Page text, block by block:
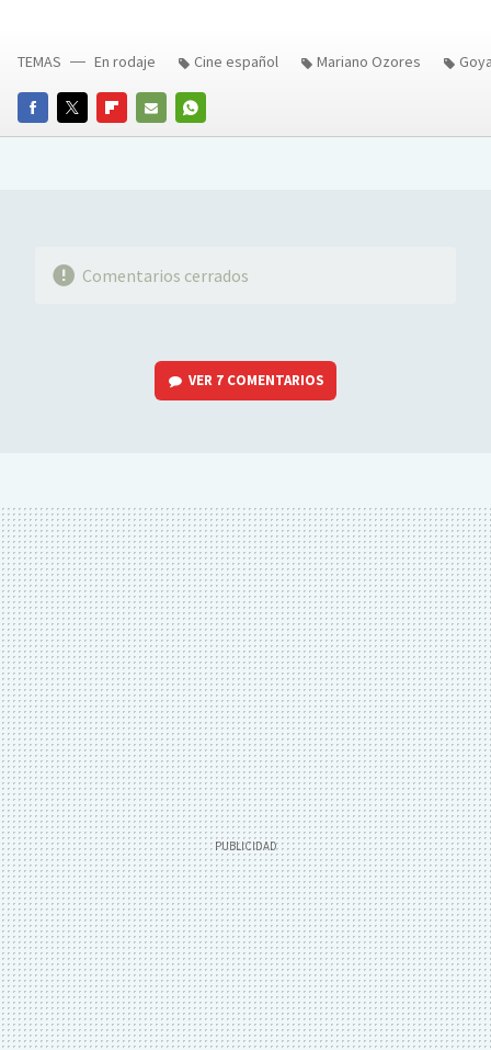
FACEBOOKTWITTERFLIPBOARD
E-
WHATSAPP
TEMAS En rodaje Cine español Mariano Ozores
Comentarios cerrados
VER 7 COMENTARIOS